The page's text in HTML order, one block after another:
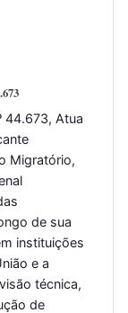
44.673, Atua
Migratório,
de sua
instituições
e a
técnica,
de